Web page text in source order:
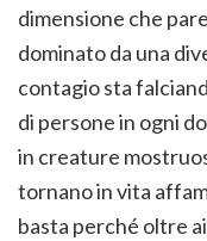
dimensione che
dominato da una
contagio sta
di persone in ogni
in creature
tornano in vita
basta perché oltre